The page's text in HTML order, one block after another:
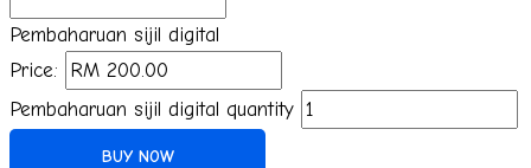
Pembaharuan sijil digital
Price:
Pembaharuan sijil digital quantity
BUY NOW